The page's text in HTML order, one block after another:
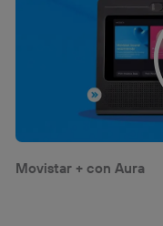
Movistar + con Aura